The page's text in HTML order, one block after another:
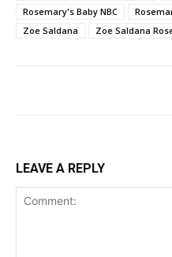
Rosemary's Baby NBC
Zoe Saldana
Zoe Saldana
LEAVE A REPLY